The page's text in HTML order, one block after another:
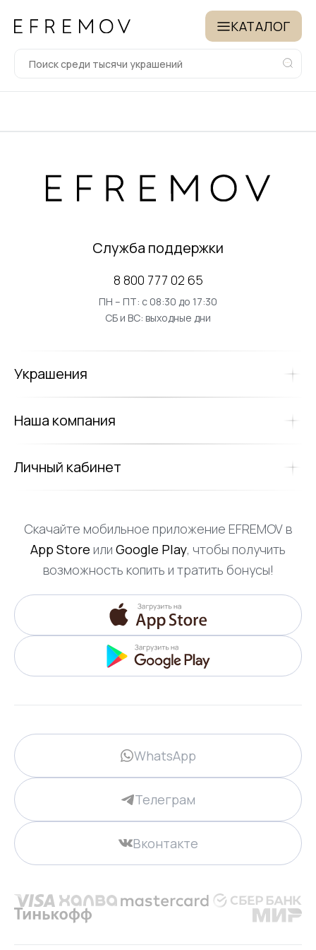
КАТАЛОГ
Служба поддержки
8 800 777 02 65
ПН – ПТ: с 08:30 до 17:30
СБ и ВС: выходные дни
Украшения
Наша компания
Личный кабинет
Скачайте мобильное приложение EFREMOV в
App Store или Google Play, чтобы получить
возможность копить и тратить бонусы!
WhatsApp
Телеграм
Вконтакте